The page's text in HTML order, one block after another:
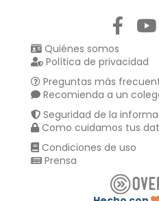
Quiénes somos
Política de privacidad
Preguntas más
Recomienda a un
Seguridad de la
Como cuidamos tus
Condiciones de uso
Prensa